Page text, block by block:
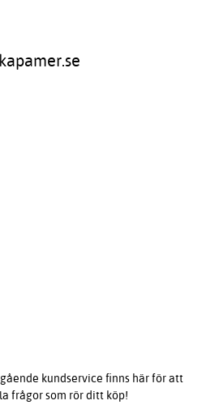
kundservice finns här för att
frågor som rör ditt köp!